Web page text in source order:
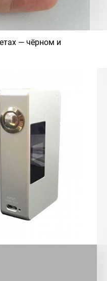
— чёрном и